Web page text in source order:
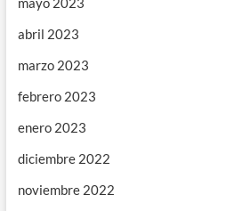
abril 2023
marzo 2023
febrero 2023
enero 2023
diciembre 2022
noviembre 2022